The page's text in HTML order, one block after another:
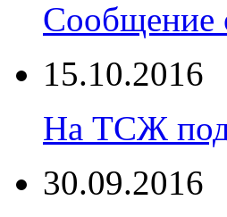
Сообщение
15.10.2016
На ТСЖ
30.09.2016